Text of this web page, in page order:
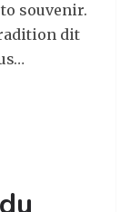
souvenir.
dit